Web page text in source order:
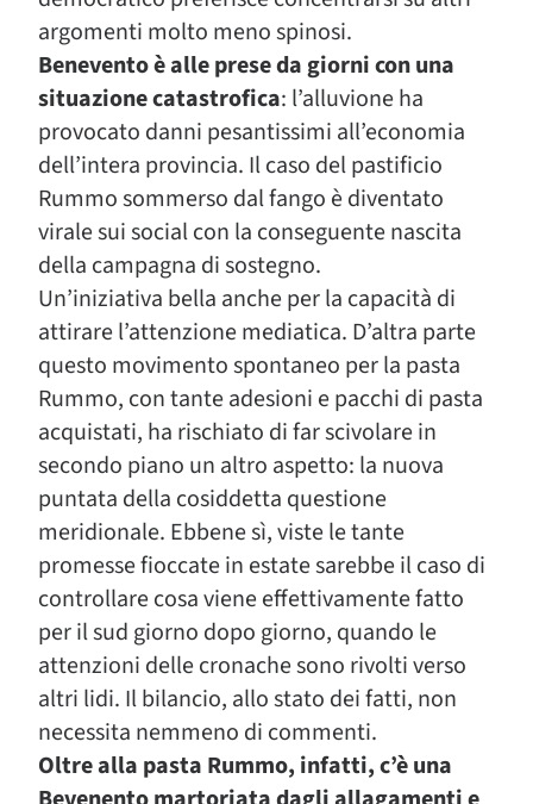
argomenti molto meno spinosi.
Benevento è alle prese da giorni con una
situazione catastrofica: l’alluvione ha
provocato danni pesantissimi all’economia
dell’intera provincia. Il caso del pastificio
Rummo sommerso dal fango è diventato
virale sui social con la conseguente nascita
della campagna di sostegno.
Un’iniziativa bella anche per la capacità di
attirare l’attenzione mediatica. D’altra parte
questo movimento spontaneo per la pasta
Rummo, con tante adesioni e pacchi di pasta
acquistati, ha rischiato di far scivolare in
secondo piano un altro aspetto: la nuova
puntata della cosiddetta questione
meridionale. Ebbene sì, viste le tante
promesse fioccate in estate sarebbe il caso di
controllare cosa viene effettivamente fatto
per il sud giorno dopo giorno, quando le
attenzioni delle cronache sono rivolti verso
altri lidi. Il bilancio, allo stato dei fatti, non
necessita nemmeno di commenti.
Oltre alla pasta Rummo, infatti, c’è una